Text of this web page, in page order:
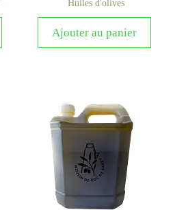
Huiles d'olives
Ajouter au panier